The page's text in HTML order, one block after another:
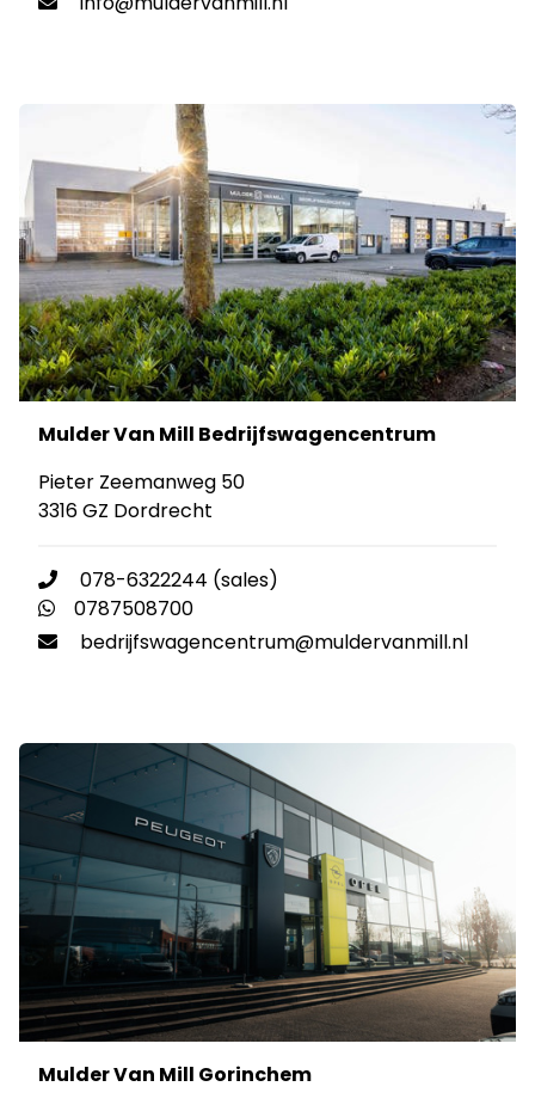
Mulder Van Mill Bedrijfswagencentrum
Pieter Zeemanweg 50
3316 GZ Dordrecht
078-6322244 (sales)
0787508700
bedrijfswagencentrum@muldervanmill.nl
Mulder Van Mill Gorinchem